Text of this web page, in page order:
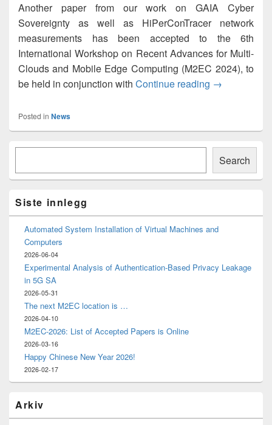
Another paper from our work on GAIA Cyber
Sovereignty as well as HiPerConTracer network
measurements has been accepted to the 6th
International Workshop on Recent Advances for Multi-
Clouds and Mobile Edge Computing (M2EC 2024), to
be held in conjunction with Continue reading Optimizing
→
Posted in News
Primary
Area
Search
Siste innlegg
Automated System Installation of Virtual Machines and
Computers
2026-06-04
Experimental Analysis of Authentication-Based Privacy Leakage
in 5G SA
2026-05-31
The next M2EC location is …
2026-04-10
M2EC-2026: List of Accepted Papers is Online
2026-03-16
Happy Chinese New Year 2026!
2026-02-17
Arkiv